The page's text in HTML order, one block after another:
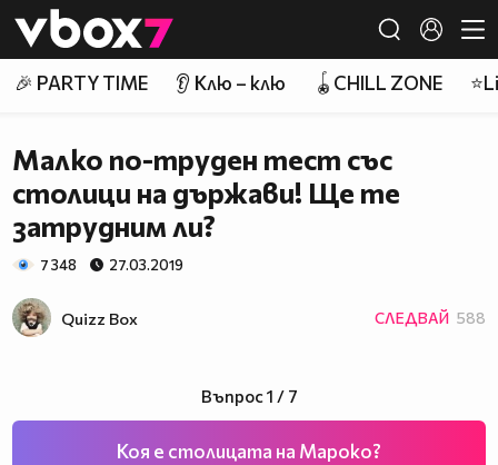
👾
🎉 PARTY TIME 👂 Клю – клю 🪀CHILL ZONE
Малко по-труден тест със
столици на държави! Ще те
затрудним ли?
7 348 27.03.2019
Quizz Box СЛЕДВАЙ 588
Въпрос 1 / 7
Коя е столицата на Мароко?